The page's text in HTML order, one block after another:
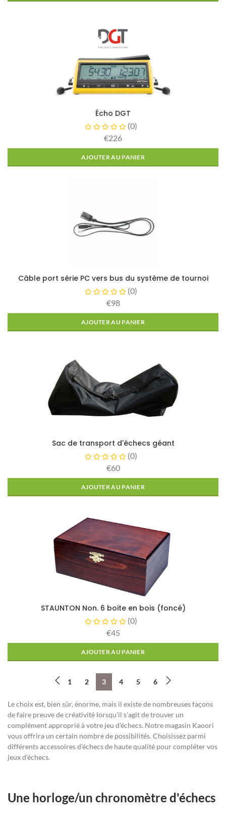
Écho DGT
(0)
€226
AJOUTER AU PANIER
Câble port série PC vers bus du système de tournoi
(0)
€98
AJOUTER AU PANIER
Sac de transport d'échecs géant
(0)
€60
AJOUTER AU PANIER
STAUNTON Non. 6 boite en bois (foncé)
(0)
€45
AJOUTER AU PANIER
1 2 3 4 5 6
Le choix est, bien sûr, énorme, mais il existe de nombreuses façons
de faire preuve de créativité lorsqu'il s'agit de trouver un
complément approprié à votre jeu d'échecs. Notre magasin Kaoori
vous offrira un certain nombre de possibilités. Choisissez parmi
différents accessoires d'échecs de haute qualité pour compléter vos
jeux d'échecs.
Une horloge/un chronomètre d'échecs